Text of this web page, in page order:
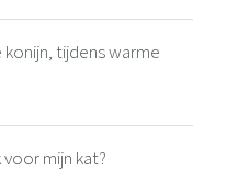
tijdens warme
mijn kat?